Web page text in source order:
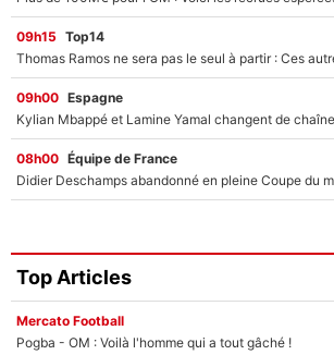
09h15 Top14
09h00 Espagne
08h00 Équipe de France
Top Articles
Mercato Football
Pogba - OM : Voilà l'homme qui a tout gâché !